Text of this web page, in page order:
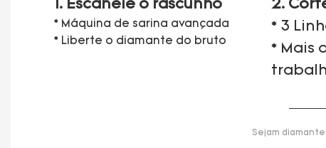
1. Escaneie o rascunho
* Máquina de sarina avançada
* Liberte o diamante do bruto
2.
* 3
* Mais
Sejam